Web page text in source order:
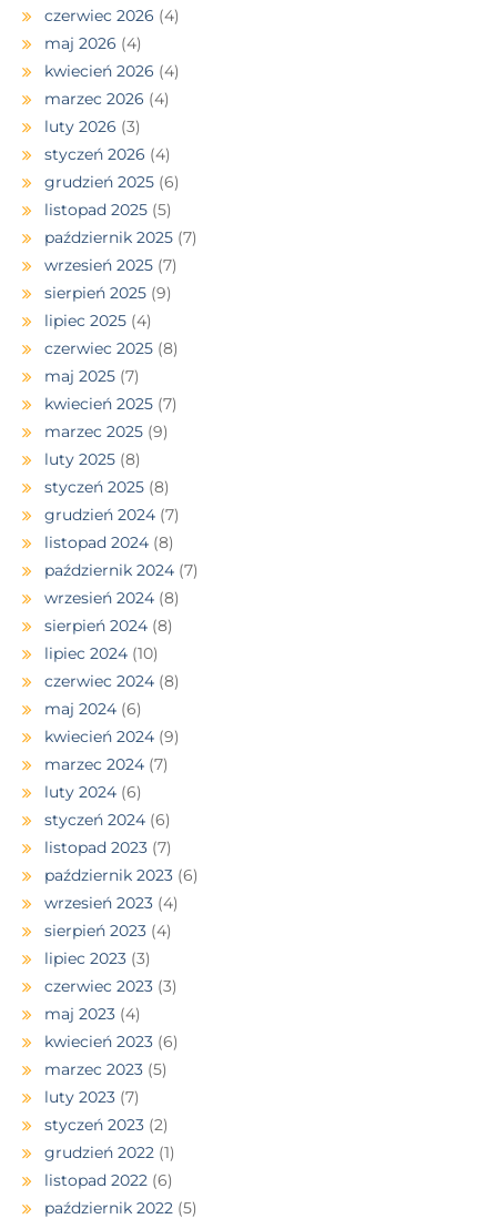
czerwiec 2026 (4)
maj 2026 (4)
kwiecień 2026 (4)
marzec 2026 (4)
luty 2026 (3)
styczeń 2026 (4)
grudzień 2025 (6)
listopad 2025 (5)
październik 2025 (7)
wrzesień 2025 (7)
sierpień 2025 (9)
lipiec 2025 (4)
czerwiec 2025 (8)
maj 2025 (7)
kwiecień 2025 (7)
marzec 2025 (9)
luty 2025 (8)
styczeń 2025 (8)
grudzień 2024 (7)
listopad 2024 (8)
październik 2024 (7)
wrzesień 2024 (8)
sierpień 2024 (8)
lipiec 2024 (10)
czerwiec 2024 (8)
maj 2024 (6)
kwiecień 2024 (9)
marzec 2024 (7)
luty 2024 (6)
styczeń 2024 (6)
listopad 2023 (7)
październik 2023 (6)
wrzesień 2023 (4)
sierpień 2023 (4)
lipiec 2023 (3)
czerwiec 2023 (3)
maj 2023 (4)
kwiecień 2023 (6)
marzec 2023 (5)
luty 2023 (7)
styczeń 2023 (2)
grudzień 2022 (1)
listopad 2022 (6)
październik 2022 (5)